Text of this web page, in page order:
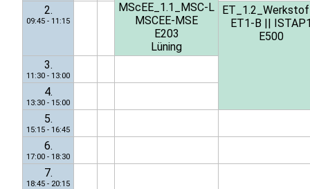
MScEE_1.1_MSC-L
MSCEE-MSE
E203
Lüning
2.
09:45 - 11:15
ET1-B
E500
3.
11:30 - 13:00
4.
13:30 - 15:00
5.
15:15 - 16:45
6.
17:00 - 18:30
7.
18:45 - 20:15